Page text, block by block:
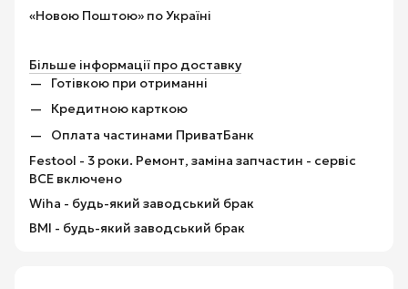
«Новою Поштою» по Україні
Більше інформації про доставку
Готівкою при отриманні
Кредитною карткою
Оплата частинами ПриватБанк
Festool - 3 роки. Ремонт, заміна запчастин - сервіс
ВСЕ включено
Wiha - будь-який заводський брак
BMI - будь-який заводський брак